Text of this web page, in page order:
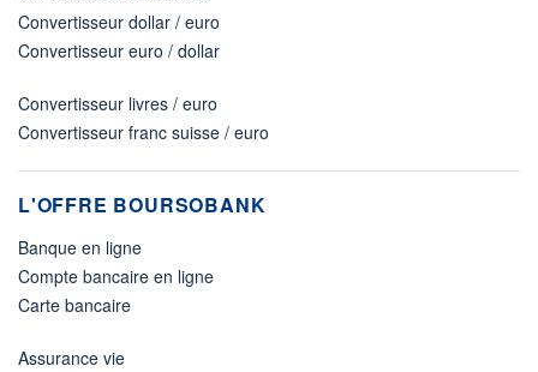
Convertisseur dollar / euro
Convertisseur euro / dollar
Convertisseur livres / euro
Convertisseur franc suisse / euro
L'OFFRE BOURSOBANK
Banque en ligne
Compte bancaire en ligne
Carte bancaire
Assurance vie